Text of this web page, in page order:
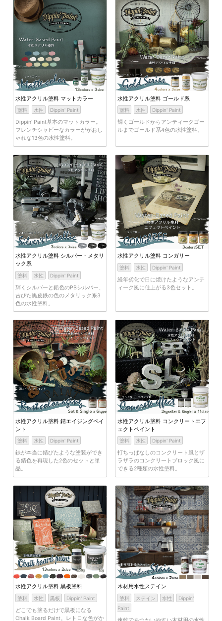
水性アクリル塗料 マットカラー
塗料 水性 Dippin' Paint
Dippin' Paint基本のマットカラー。
フレンチシャビーなカラーががおし
ゃれな13色の水性塗料。
水性アクリル塗料 ゴールド系
塗料 水性 Dippin' Paint
輝くゴールドからアンティークゴー
ルまでゴールド系4色の水性塗料。
水性アクリル塗料 シルバー・メタリ
ック系
塗料 水性 Dippin' Paint
輝くシルバーと鉛色のPBシルバー、
古びた黒皮鉄の色のメタリック系3
色の水性塗料。
水性アクリル塗料 コンガリー
塗料 水性 Dippin' Paint
経年劣化で日に焼けたようなアンテ
ィーク風に仕上がる3色セット。
水性アクリル塗料 錆エイジングペイ
ント
塗料 水性 Dippin' Paint
鉄が本当に錆びたような塗装ができ
る錆色を再現した2色のセットと単
品。
水性アクリル塗料 コンクリートエフ
ェクトペイント
塗料 水性 Dippin' Paint
打ちっぱなしのコンクリート風とザ
ラザラのコンクリートブロック風に
できる2種類の水性塗料。
水性アクリル塗料 黒板塗料
塗料 水性 黒板 Dippin' Paint
どこでも塗るだけで黒板になる
Chalk Board Paint。レトロな色がか
木材用水性ステイン
塗料 ステイン 水性
Dippin'
Paint